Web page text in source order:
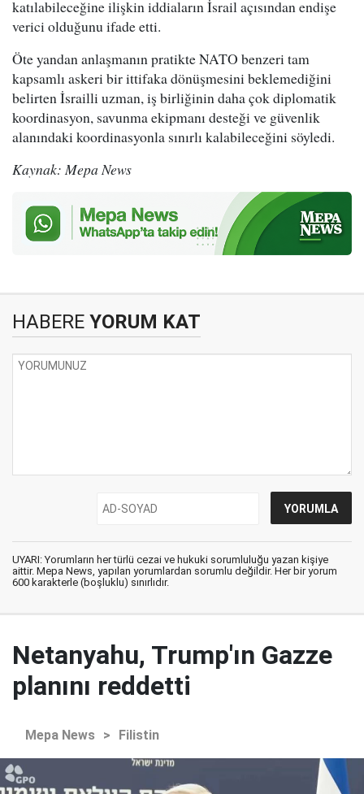
katılabileceğine ilişkin iddiaların İsrail açısından endişe
verici olduğunu ifade etti.
Öte yandan anlaşmanın pratikte NATO benzeri tam
kapsamlı askeri bir ittifaka dönüşmesini beklemediğini
belirten İsrailli uzman, iş birliğinin daha çok diplomatik
koordinasyon, savunma ekipmanı desteği ve güvenlik
alanındaki koordinasyonla sınırlı kalabileceğini söyledi.
Kaynak: Mepa News
HABERE YORUM KAT
UYARI: Yorumların her türlü cezai ve hukuki sorumluluğu yazan kişiye
aittir. Mepa News, yapılan yorumlardan sorumlu değildir. Her bir yorum
600 karakterle (boşluklu) sınırlıdır.
Netanyahu, Trump'ın Gazze
planını reddetti
Mepa News > Filistin